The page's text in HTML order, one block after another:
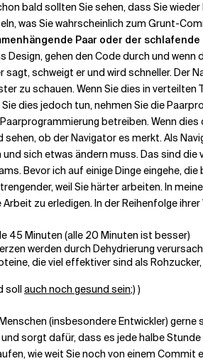
bald sollten Sie sehen, dass Sie
was Sie wahrscheinlich zum Grunt-
Paar oder der schlafende
gehen den Code durch und
schweigt er und wird schneller. Der
zu schauen. Wenn Sie dies in
dies jedoch tun, nehmen Sie die
betreiben. Wenn
ob der Navigator es merkt. Als
sich etwas ändern muss. Das sind
Bevor ich auf einige Dinge eingehe,
weil Sie härter arbeiten. In
zu erledigen. In der Reihenfolge
45 Minuten (alle 20 Minuten ist besser)
werden durch Dehydrierung
die viel effektiver sind als
sollauch noch gesund sein;) )
(insbesondere Entwickler)
sorgt dafür, dass es jede halbe
wie weit Sie noch von einem